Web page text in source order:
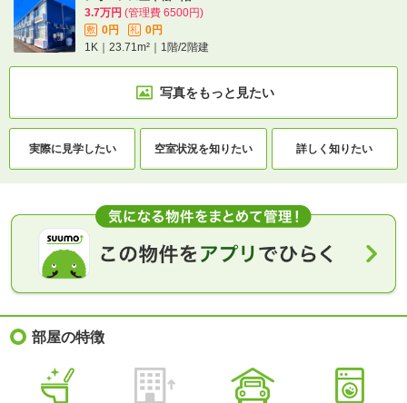
3.7万円 (管理費 6500円)
敷 0円 礼
0円
1K｜23.71m²｜1階/2階建
写真をもっと見たい
実際に見学したい 空室状況を知りたい 詳しく知りたい
部屋の特徴